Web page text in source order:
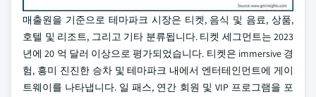
매출원을 기준으로 테마파크 시장은 티켓, 음식 및 음료, 상품,
호텔 및 리조트, 그리고 기타 분류됩니다. 티켓 세그먼트는 2023
년에 20 억 달러 이상으로 평가되었습니다. 티켓은 immersive 경
험, 흥미 진진한 승차 및 테마파크 내에서 엔터테인먼트에 게이
트웨이를 나타냅니다. 일 패스, 연간 회원 및 VIP 프로그램을 포